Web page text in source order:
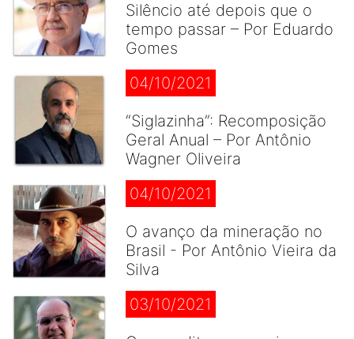
Silêncio até depois que o
tempo passar – Por Eduardo
Gomes
04/10/2021
“Siglazinha”: Recomposição
Geral Anual – Por Antônio
Wagner Oliveira
04/10/2021
O avanço da mineração no
Brasil - Por Antônio Vieira da
Silva
03/10/2021